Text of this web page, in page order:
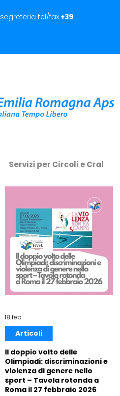
segreteria tel/fax +39
Servizi per Circoli e Cral
Il doppio volto delle
Olimpiadi: discriminazioni e
violenza di genere nello
sport – Tavola rotonda a
Roma il 27 febbraio 2026
Articoli
18 feb